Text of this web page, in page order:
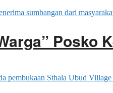
Posko